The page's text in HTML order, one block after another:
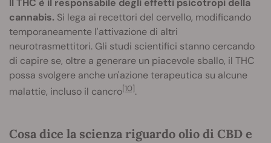
Il THC è il responsabile degli effetti psicotropi della
cannabis. Si lega ai recettori del cervello, modificando
temporaneamente l'attivazione di altri
neurotrasmettitori. Gli studi scientifici stanno cercando
di capire se, oltre a generare un piacevole sballo, il THC
possa svolgere anche un'azione terapeutica su alcune
malattie, incluso il cancro[10].
Cosa dice la scienza riguardo olio di CBD e